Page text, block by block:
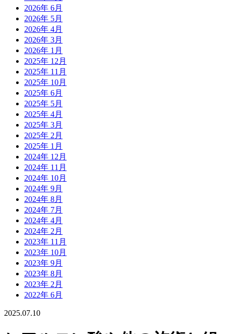
2026年 6月
2026年 5月
2026年 4月
2026年 3月
2026年 1月
2025年 12月
2025年 11月
2025年 10月
2025年 6月
2025年 5月
2025年 4月
2025年 3月
2025年 2月
2025年 1月
2024年 12月
2024年 11月
2024年 10月
2024年 9月
2024年 8月
2024年 7月
2024年 4月
2024年 2月
2023年 11月
2023年 10月
2023年 9月
2023年 8月
2023年 2月
2022年 6月
2025.07.10